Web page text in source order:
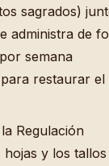
sagrados)
administra de
semana
restaurar el
Regulación
hojas y los tallos